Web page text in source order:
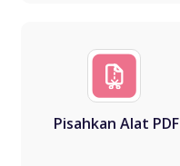
Pisahkan Alat PDF